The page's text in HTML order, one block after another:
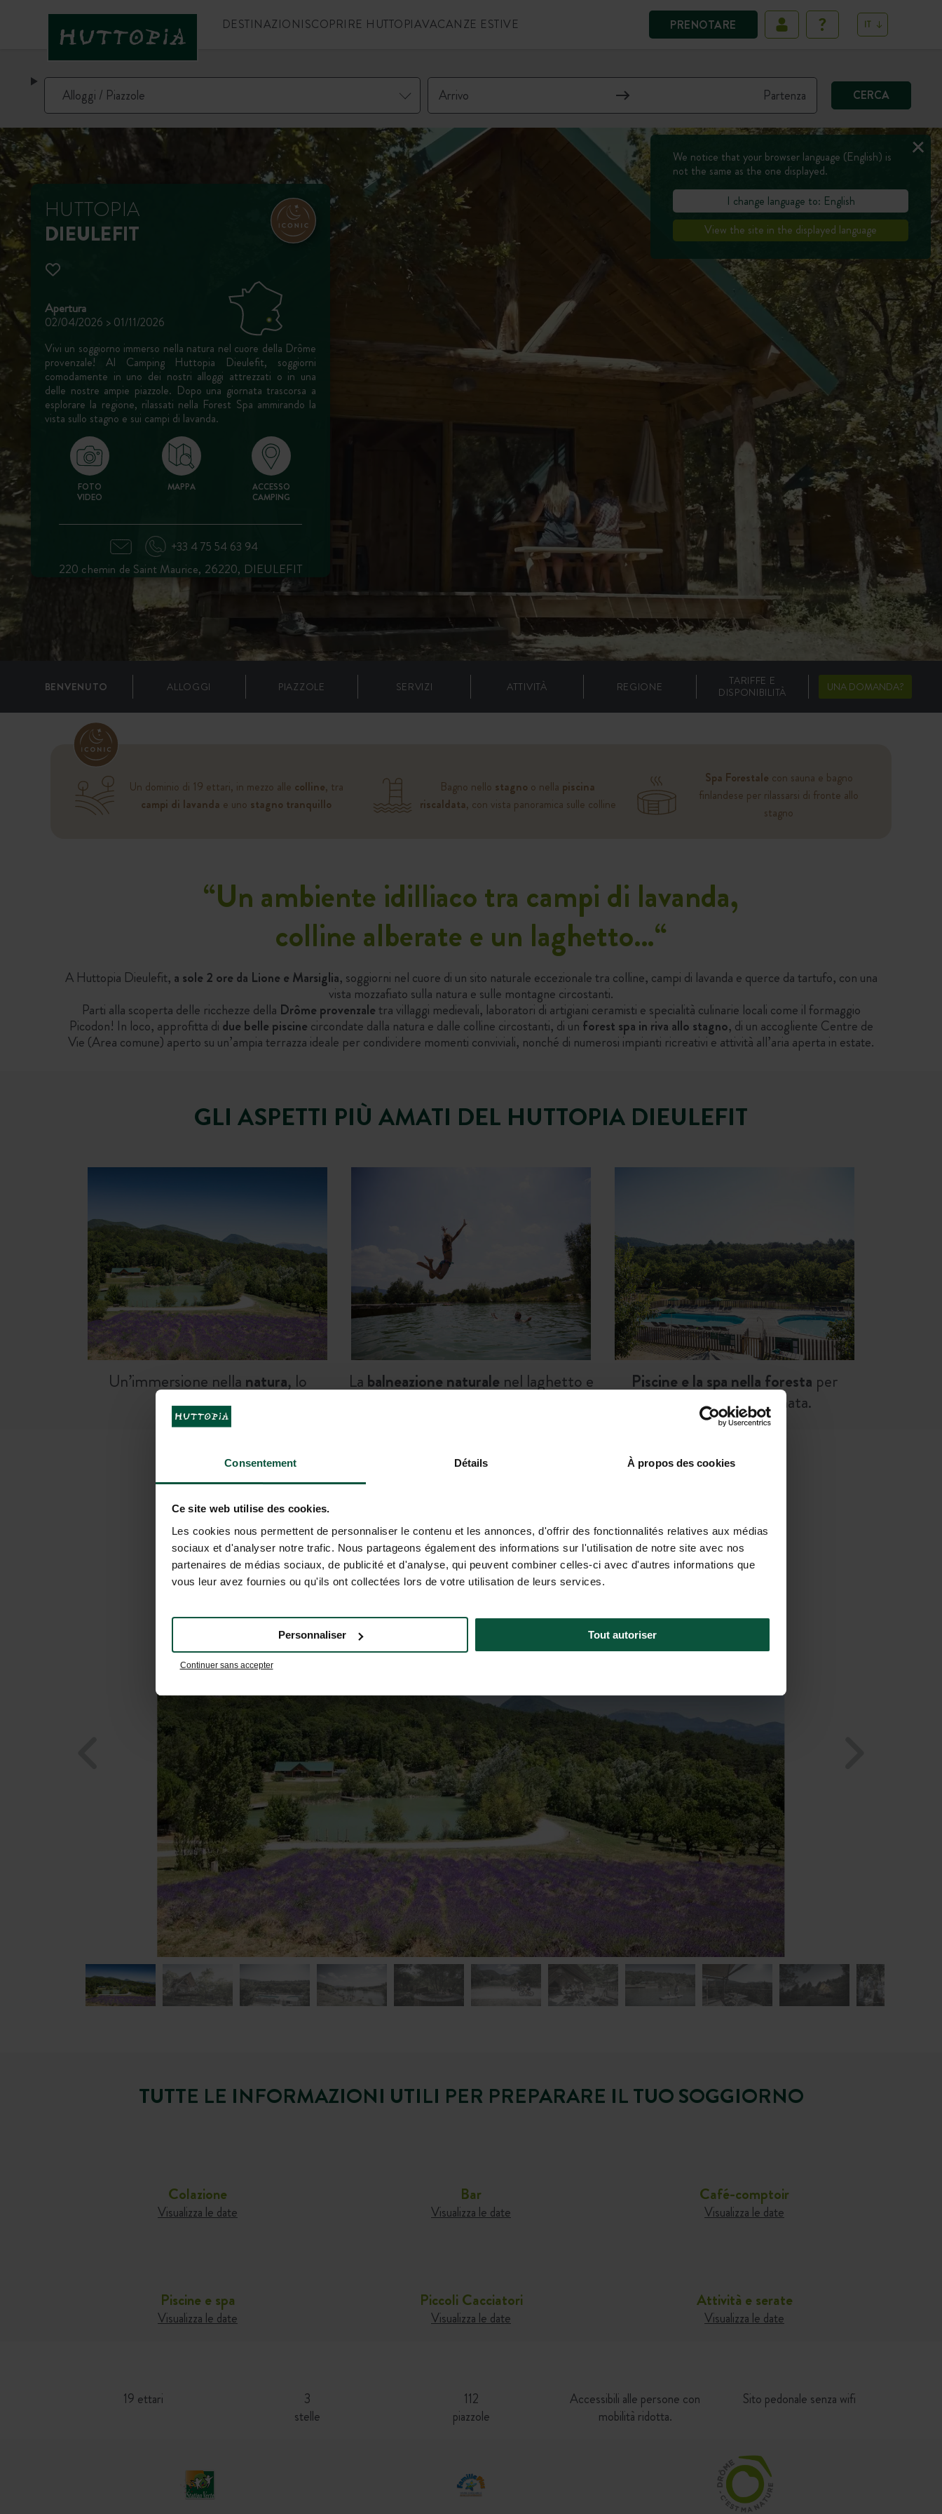
Consentement Détails À propos des cookies
Ce site web utilise des cookies.
Les cookies nous permettent de personnaliser le contenu et les annonces, d'offrir des fonctionnalités relatives aux médias
sociaux et d'analyser notre trafic. Nous partageons également des informations sur l'utilisation de notre site avec nos
partenaires de médias sociaux, de publicité et d'analyse, qui peuvent combiner celles-ci avec d'autres informations que
vous leur avez fournies ou qu'ils ont collectées lors de votre utilisation de leurs services.
Continuer sans accepter
Personnaliser Tout autoriser
PRENOTARE
DESTINAZIONISCOPRIRE HUTTOPIAVACANZE ESTIVE IT
CERCA
HUTTOPIA
DIEULEFIT
Apertura
02/04/2026 > 01/11/2026
Vivi un soggiorno immerso nella natura nel cuore della Drôme
provenzale! Al Camping Huttopia Dieulefit, soggiorni
comodamente in uno dei nostri alloggi attrezzati o in una
delle nostre ampie piazzole. Dopo una giornata trascorsa a
esplorare la regione, rilassati nella Forest Spa ammirando la
vista sullo stagno e sui campi di lavanda.
FOTO
VIDEO
MAPPA
ACCESSO
CAMPING
+33 4 75 54 63 94
220 chemin de Saint Maurice, 26220, DIEULEFIT
BENVENUTO ALLOGGI PIAZZOLE SERVIZI ATTIVITÀ REGIONE
TARIFFE E
DISPONIBILITÀ
UNA DOMANDA?
Un dominio di 19 ettari, in mezzo alle colline, tra
campi di lavanda e uno stagno tranquillo
Bagno nello stagno o nella piscina
riscaldata, con vista panoramica sulle colline
Spa Forestale con sauna e bagno
finlandese per rilassarsi di fronte allo
stagno
“Un ambiente idilliaco tra campi di lavanda,
colline alberate e un laghetto…“
A Huttopia Dieulefit, a sole 2 ore da Lione e Marsiglia, soggiorni nel cuore di un sito naturale eccezionale tra colline, campi di lavanda e querce da tartufo, con una
vista mozzafiato sulla natura e sulle montagne circostanti.
Parti alla scoperta delle ricchezze della Drôme provenzaletra villaggi medievali, laboratori di artigiani ceramisti e specialità culinarie locali come il formaggio
Picodon! In loco, approfitta di due belle piscine circondate dalla natura e dalle colline circostanti, di un forest spa in riva allo stagno, di un accogliente Centre de
Vie (Area comune) aperto su un’ampia terrazza ideale per condividere momenti conviviali, nonché di numerosi impianti ricreativi e attività all’aria aperta in estate.
GLI ASPETTI PIÙ AMATI DEL HUTTOPIA DIEULEFIT
Un’immersione nella natura, lo
spazio…
La balneazione naturale nel laghetto e
Piscine e la spa nella foresta per
rilassarsi a fine giornata.
IL TUO SOGGIORNO DA HUTTOPIA DIEULEFIT IN FOTO
TUTTE LE INFORMAZIONI UTILI PER PREPARARE IL TUO SOGGIORNO
Colazione
Visualizza le date
Bar
Visualizza le date
Café-comptoir
Visualizza le date
Piscine e spa
Visualizza le date
Piccoli Cacciatori
Visualizza le date
Attività e serate
Visualizza le date
19 ettari
3
stelle
112
piazzole
Accessibili alle persone con
mobilità ridotta.
Sito pedonale senza wifi
We notice that your browser language (English) is
not the same as the one displayed.
I change language to: English
View the site in the displayed language